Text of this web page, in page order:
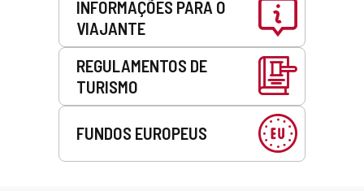
INFORMAÇÕES PARA O
VIAJANTE
REGULAMENTOS DE
TURISMO
FUNDOS EUROPEUS